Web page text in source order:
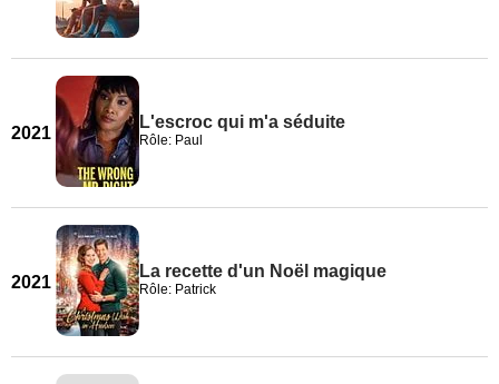
2021
L'escroc qui m'a séduite
Rôle: Paul
2021
La recette d'un Noël magique
Rôle: Patrick